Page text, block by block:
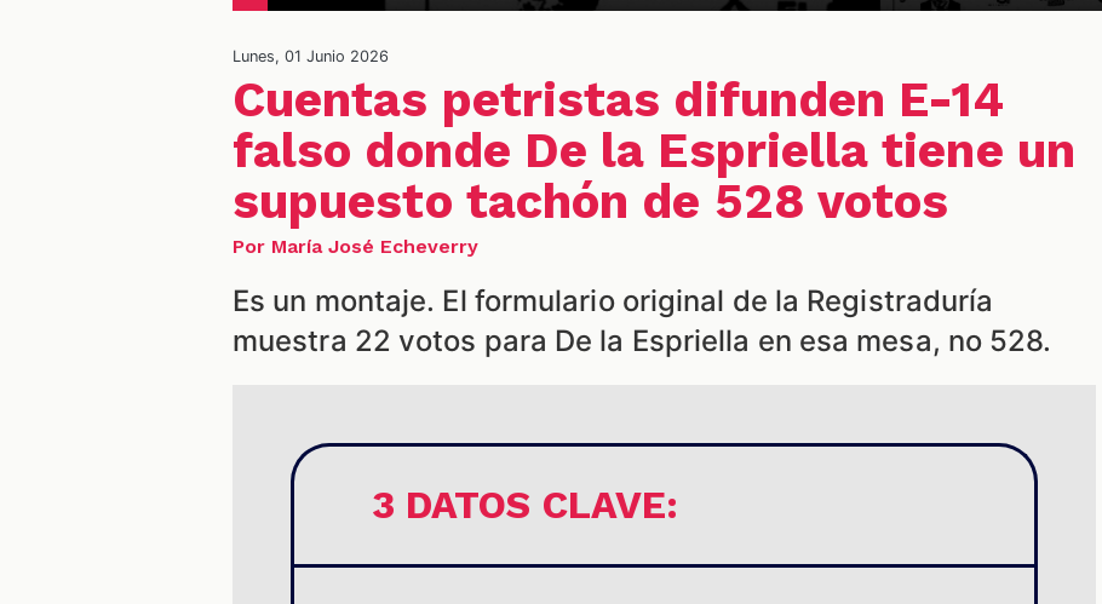
Lunes, 01 Junio 2026
Cuentas petristas difunden E-14
falso donde De la Espriella tiene un
supuesto tachón de 528 votos
Por María José Echeverry
Es un montaje. El formulario original de la Registraduría
muestra 22 votos para De la Espriella en esa mesa, no 528.
3 DATOS CLAVE: